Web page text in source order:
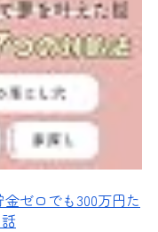
ゼロでも300万円た